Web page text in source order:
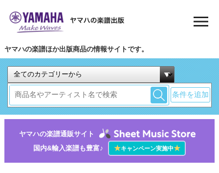
ヤマハの楽譜ほか出版商品の情報サイトです。
条件を追加
ヤマハの楽譜通販サイト
国内&輸入楽譜も豊富♪
★キャンペーン実施中★